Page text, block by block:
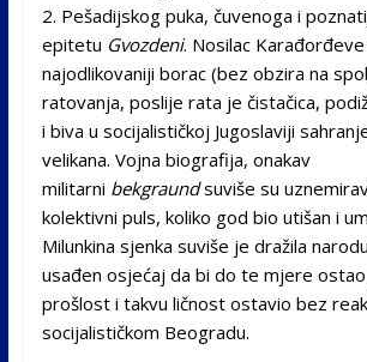
2. Pešadijskog puka, čuvenoga i
epitetu Gvozdeni. Nosilac
najodlikovaniji borac (bez obzira na
ratovanja, poslije rata je čistačica,
i biva u socijalističkoj Jugoslaviji
velikana. Vojna biografija, onakav
militarni bekgraundsuviše su
kolektivni puls, koliko god bio utišan i
Milunkina sjenka suviše je dražila
usađen osjećaj da bi do te mjere
prošlost i takvu ličnost ostavio bez
socijalističkom Beogradu.